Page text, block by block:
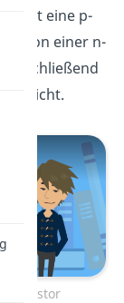
hast eine p-
von einer n-
anschließend
Schicht.
Transistor